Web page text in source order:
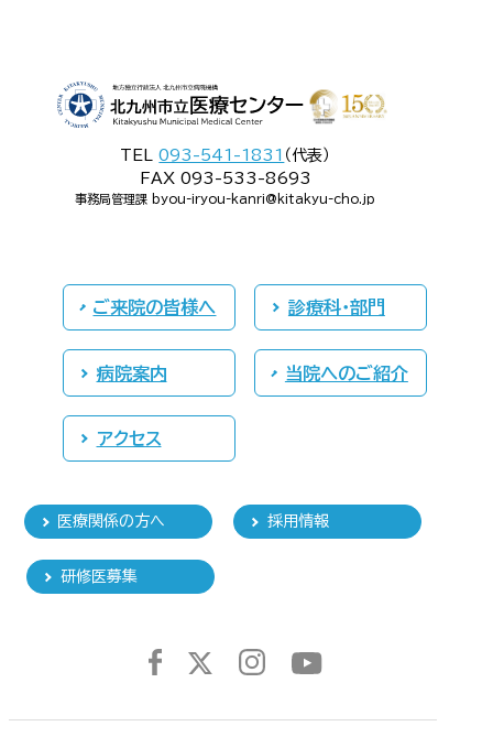
TEL093-541-1831 （代表）
FAX 093-533-8693
事務局管理課 byou-iryou-kanri@kitakyu-cho.jp
ご来院の皆様へ 診療科・部門
病院案内 当院へのご紹介
アクセス
医療関係の方へ 採用情報
研修医募集